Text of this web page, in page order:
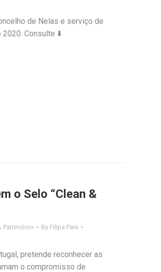
de Nelas e serviço de
Consulte ⬇️
o Selo “Clean &
Património By Filipa Pais
pretende reconhecer as
o compromisso de